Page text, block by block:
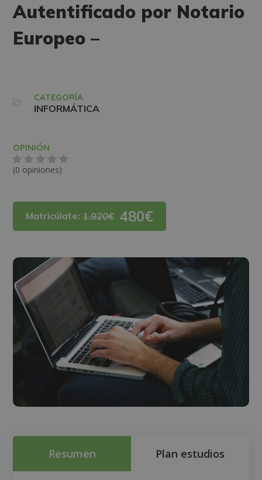
Autentificado por Notario
Europeo –
CATEGORÍA
INFORMÁTICA
OPINIÓN
(0 opiniones)
Matricúlate:1.920€ 480€
Resumen Plan estudios